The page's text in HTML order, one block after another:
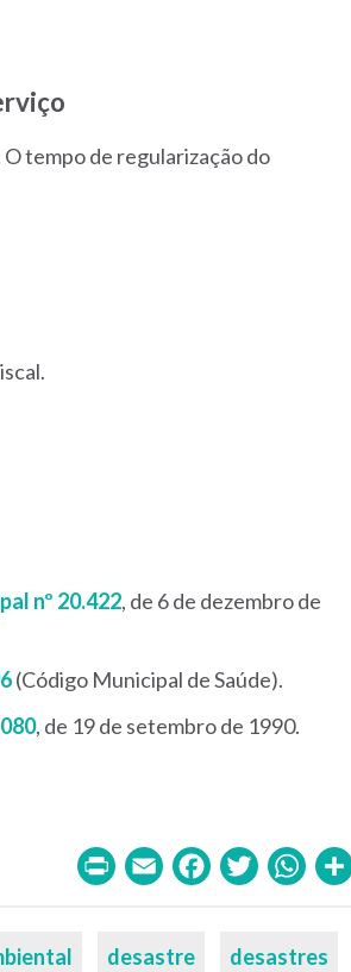
O tempo de regularização do
nº 20.422, de 6 de dezembro de
(Código Municipal de Saúde).
, de 19 de setembro de 1990.
PrintEmail
desastre desastres